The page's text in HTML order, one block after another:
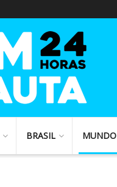
BRASIL MUNDO